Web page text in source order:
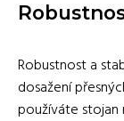
Robustnost a
dosažení
používáte stojan